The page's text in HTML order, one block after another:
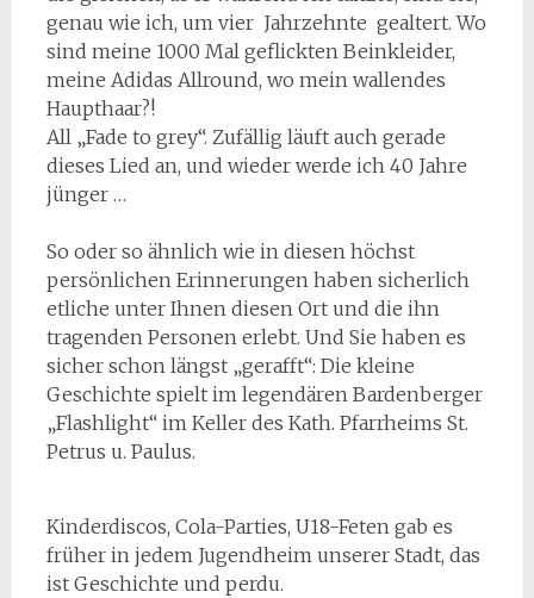
genau wie ich, um vier Jahrzehnte gealtert. Wo
sind meine 1000 Mal geflickten Beinkleider,
meine Adidas Allround, wo mein wallendes
Haupthaar?!
All „Fade to grey“. Zufällig läuft auch gerade
dieses Lied an, und wieder werde ich 40 Jahre
jünger …
So oder so ähnlich wie in diesen höchst
persönlichen Erinnerungen haben sicherlich
etliche unter Ihnen diesen Ort und die ihn
tragenden Personen erlebt. Und Sie haben es
sicher schon längst „gerafft“: Die kleine
Geschichte spielt im legendären Bardenberger
„Flashlight“ im Keller des Kath. Pfarrheims St.
Petrus u. Paulus.
Kinderdiscos, Cola-Parties, U18-Feten gab es
früher in jedem Jugendheim unserer Stadt, das
ist Geschichte und perdu.